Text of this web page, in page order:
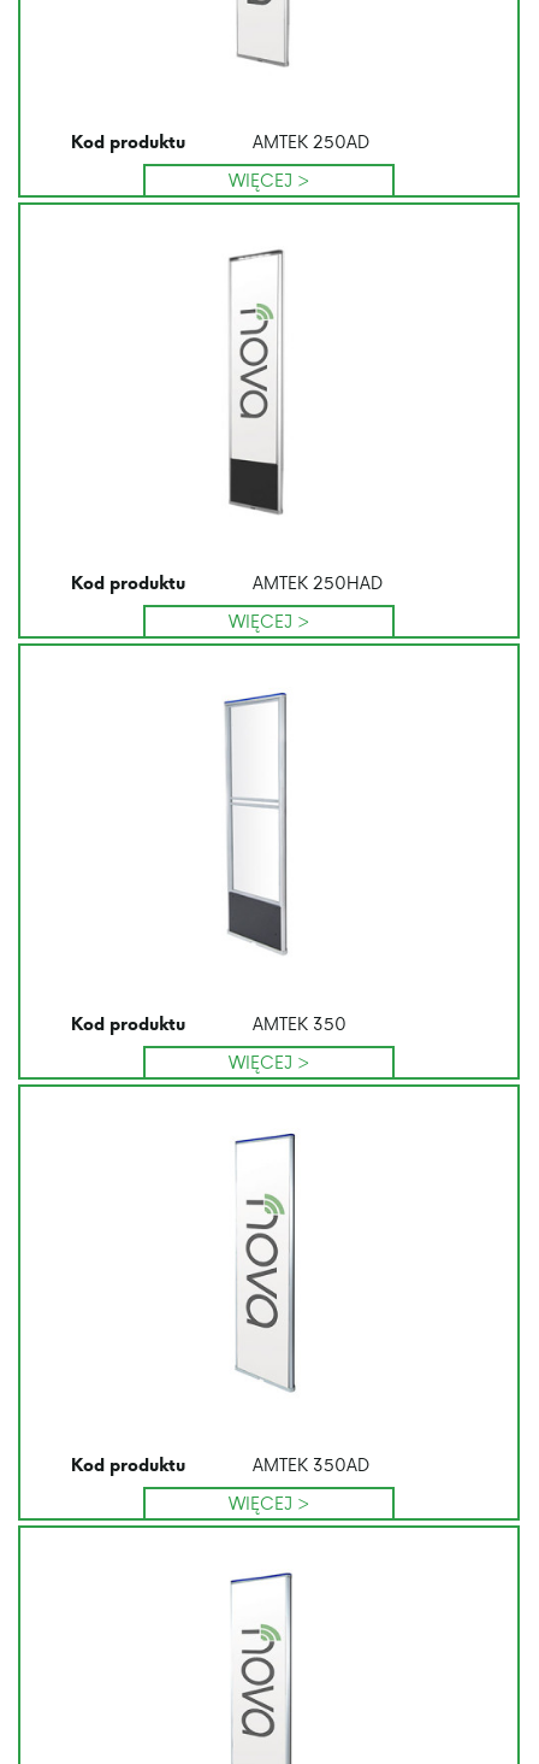
Kod produktu
AMTEK 250AD
WIĘCEJ >
Kod produktu
AMTEK 250HAD
WIĘCEJ >
Kod produktu
AMTEK 350
WIĘCEJ >
Kod produktu
AMTEK 350AD
WIĘCEJ >